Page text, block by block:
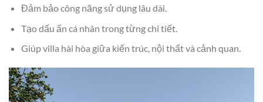
Đảm bảo công năng sử dụng lâu dài.
Tạo dấu ấn cá nhân trong từng chi tiết.
Giúp villa hài hòa giữa kiến trúc, nội thất và cảnh quan.